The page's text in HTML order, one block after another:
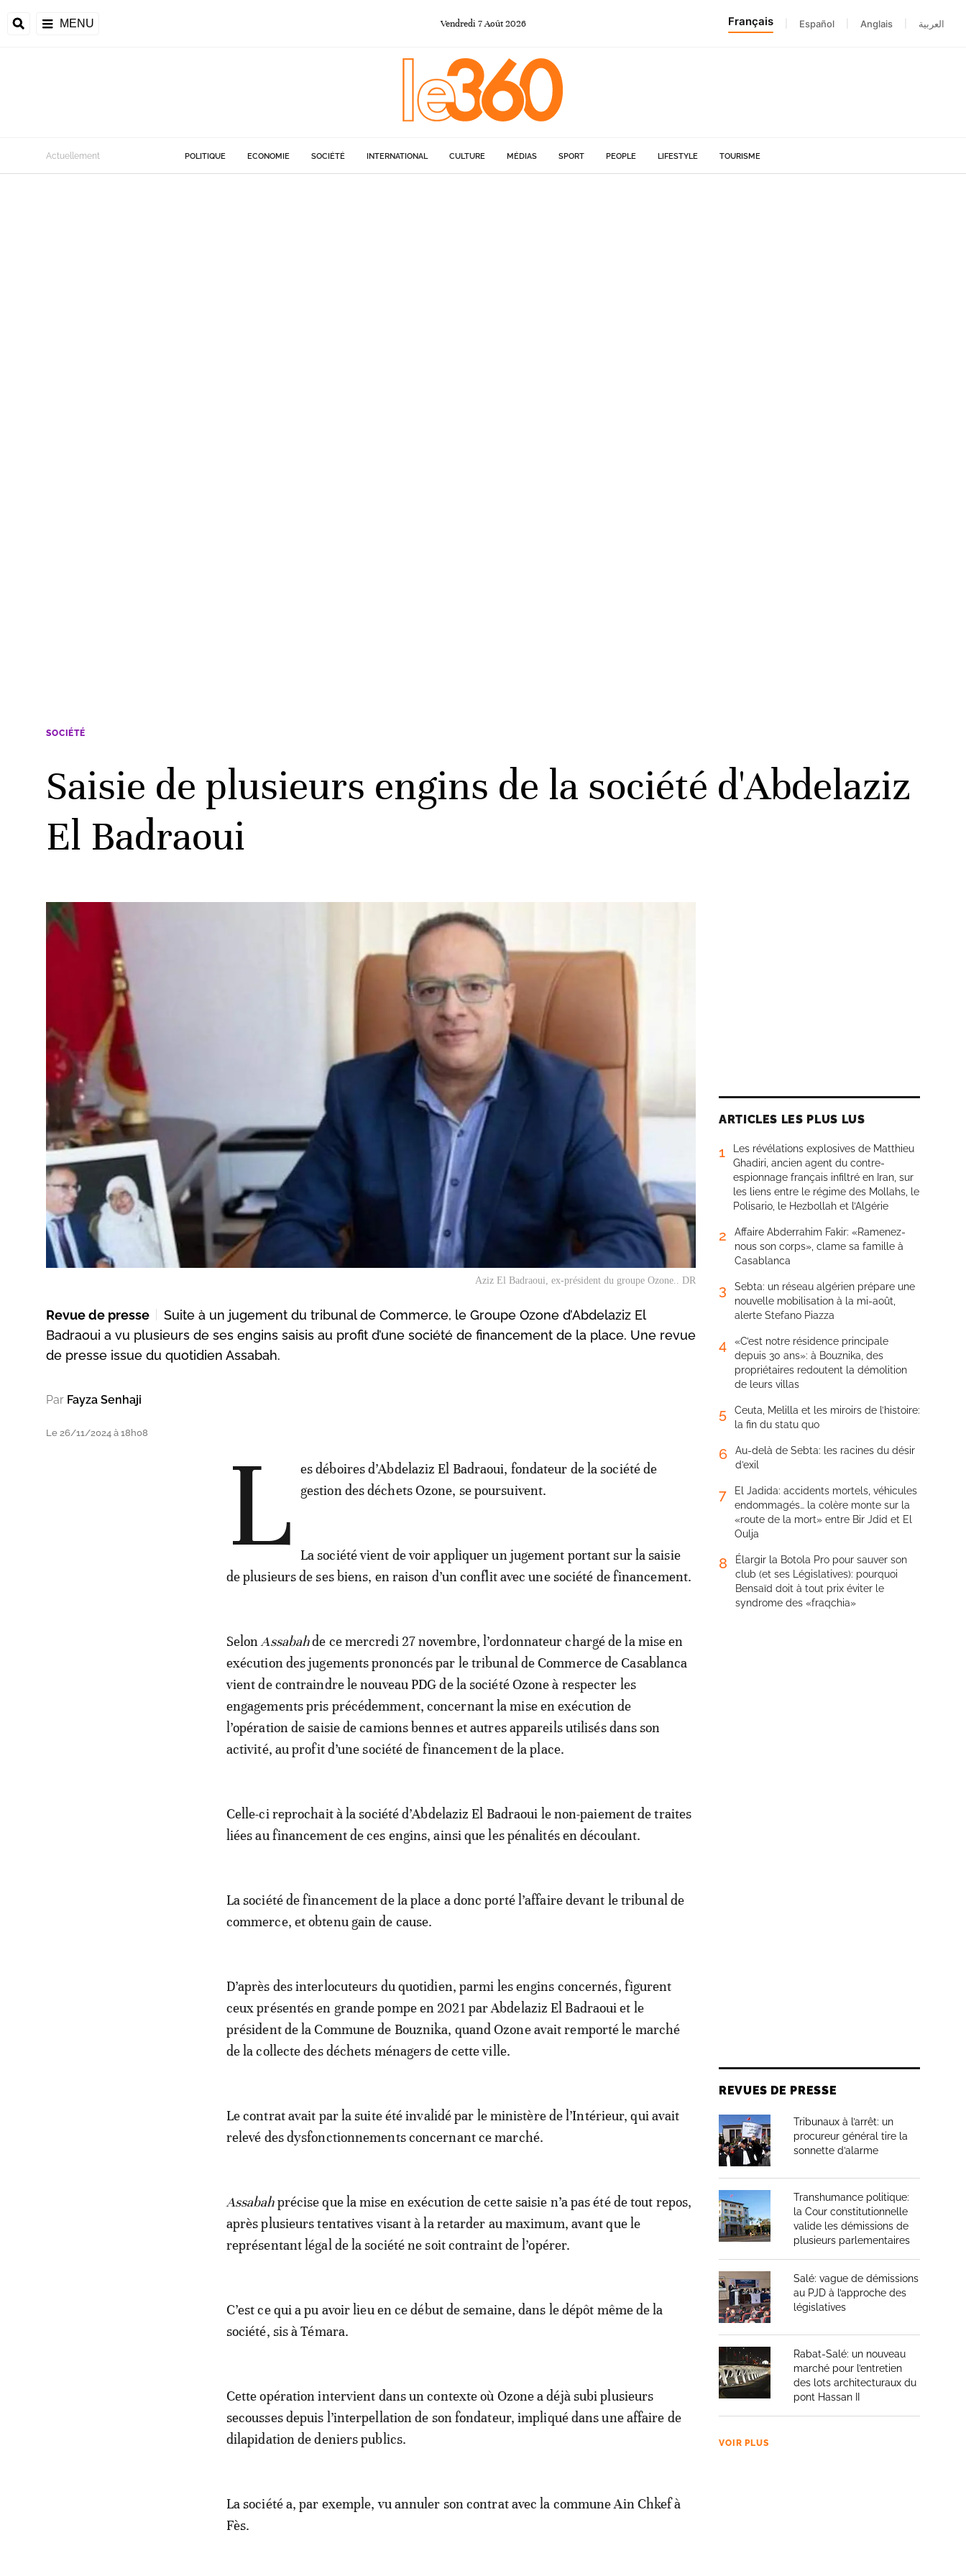
MENU Vendredi 7Août 2026 Français Español Anglais العربية
Actuellement POLITIQUE ECONOMIE SOCIÉTÉ INTERNATIONAL CULTURE MÉDIAS SPORT PEOPLE LIFESTYLE TOURISME
SOCIÉTÉ
Saisie de plusieurs engins de la société d'Abdelaziz
El Badraoui
Aziz El Badraoui, ex-président du groupe Ozone.. DR
Revue de presse
Suite à un jugement du tribunal de Commerce, le Groupe Ozone d’Abdelaziz El
Badraoui a vu plusieurs de ses engins saisis au profit d’une société de financement de la place. Une revue
de presse issue du quotidien Assabah.
Par Fayza Senhaji
Le 26/11/2024 à 18h08 L
es déboires d’Abdelaziz El Badraoui, fondateur de la société de
gestion des déchets Ozone, se poursuivent.
La société vient de voir appliquer un jugement portant sur la saisie
de plusieurs de ses biens, en raison d’un conflit avec une société de financement.
Selon Assabahde ce mercredi 27 novembre, l’ordonnateur chargé de la mise en
exécution des jugements prononcés par le tribunal de Commerce de Casablanca
vient de contraindre le nouveau PDG de la société Ozone à respecter les
engagements pris précédemment, concernant la mise en exécution de
l’opération de saisie de camions bennes et autres appareils utilisés dans son
activité, au profit d’une société de financement de la place.
Celle-ci reprochait à la société d’Abdelaziz El Badraoui le non-paiement de traites
liées au financement de ces engins, ainsi que les pénalités en découlant.
La société de financement de la place a donc porté l’affaire devant le tribunal de
commerce, et obtenu gain de cause.
D’après des interlocuteurs du quotidien, parmi les engins concernés, figurent
ceux présentés en grande pompe en 2021 par Abdelaziz El Badraoui et le
président de la Commune de Bouznika, quand Ozone avait remporté le marché
de la collecte des déchets ménagers de cette ville.
Le contrat avait par la suite été invalidé par le ministère de l’Intérieur, qui avait
relevé des dysfonctionnements concernant ce marché.
Assabahprécise que la mise en exécution de cette saisie n’a pas été de tout repos,
après plusieurs tentatives visant à la retarder au maximum, avant que le
représentant légal de la société ne soit contraint de l’opérer.
C’est ce qui a pu avoir lieu en ce début de semaine, dans le dépôt même de la
société, sis à Témara.
Cette opération intervient dans un contexte où Ozone a déjà subi plusieurs
secousses depuis l’interpellation de son fondateur, impliqué dans une affaire de
dilapidation de deniers publics.
La société a, par exemple, vu annuler son contrat avec la commune Ain Chkef à
Fès.
ARTICLES LES PLUS LUS
1
Les révélations explosives de Matthieu
Ghadiri, ancien agent du contre-
espionnage français infiltré en Iran, sur
les liens entre le régime des Mollahs, le
Polisario, le Hezbollah et l’Algérie
2
Affaire Abderrahim Fakir: «Ramenez-
nous son corps», clame sa famille à
Casablanca
3
Sebta: un réseau algérien prépare une
nouvelle mobilisation à la mi-août,
alerte Stefano Piazza
4
«C’est notre résidence principale
depuis 30 ans»: à Bouznika, des
propriétaires redoutent la démolition
de leurs villas
5
Ceuta, Melilla et les miroirs de l’histoire:
la fin du statu quo
6
Au-delà de Sebta: les racines du désir
d’exil
7
El Jadida: accidents mortels, véhicules
endommagés… la colère monte sur la
«route de la mort» entre Bir Jdid et El
Oulja
8
Élargir la Botola Pro pour sauver son
club (et ses Législatives): pourquoi
Bensaïd doit à tout prix éviter le
syndrome des «fraqchia»
REVUES DE PRESSE
Tribunaux à l’arrêt: un
procureur général tire la
sonnette d’alarme
Transhumance politique:
la Cour constitutionnelle
valide les démissions de
plusieurs parlementaires
Salé: vague de démissions
au PJD à l’approche des
législatives
Rabat-Salé: un nouveau
marché pour l’entretien
des lots architecturaux du
pont Hassan II
VOIR PLUS